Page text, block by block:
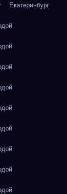
Екатеринбург